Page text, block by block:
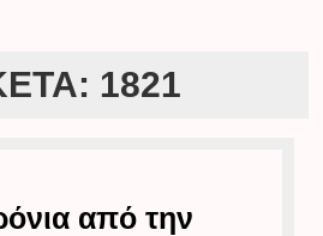
1821
από την